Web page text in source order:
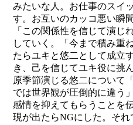
みたいな人。お仕事のスイ
す。お互いのカッコ悪い瞬
「この関係性を信じて演じ
していく。「今まで積み重
たらユキと悠二として成立
き、己を信じてユキ役に挑
原季節演じる悠二について
では世界観が圧倒的に違う
感情を抑えてもらうことを
現が出たらNGにした。そ